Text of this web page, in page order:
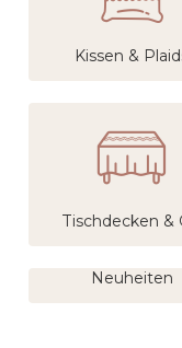
Kissen &
Tischdecken &
Neuheiten